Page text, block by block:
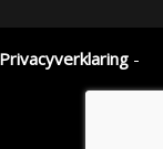
Privacyverklaring -